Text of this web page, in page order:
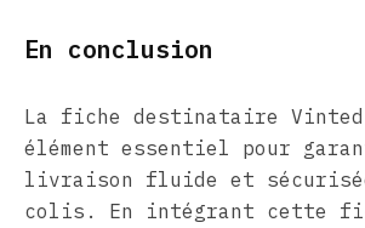
En conclusion
La fiche destinataire
élément essentiel pour
livraison fluide et
colis. En intégrant cette